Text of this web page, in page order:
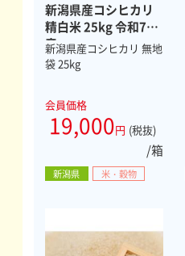
新潟県産コシヒカリ
精白米 25kg 令和7年
産
新潟県産コシヒカリ 無地
袋 25kg
会員価格
19,000円 (税抜)
/箱
新潟県 米・穀物